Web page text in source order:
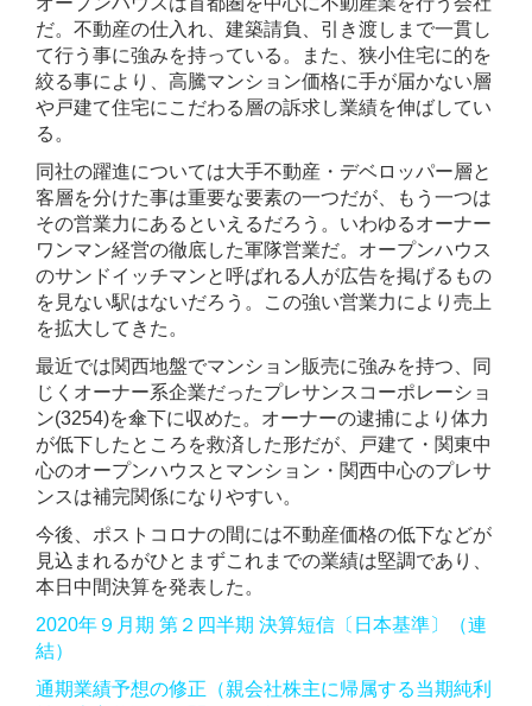
だ。不動産の仕入れ、建築請負、引き渡しまで一貫し
て行う事に強みを持っている。また、狭小住宅に的を
絞る事により、高騰マンション価格に手が届かない層
や戸建て住宅にこだわる層の訴求し業績を伸ばしてい
る。
同社の躍進については大手不動産・デベロッパー層と
客層を分けた事は重要な要素の一つだが、もう一つは
その営業力にあるといえるだろう。いわゆるオーナー
ワンマン経営の徹底した軍隊営業だ。オープンハウス
のサンドイッチマンと呼ばれる人が広告を掲げるもの
を見ない駅はないだろう。この強い営業力により売上
を拡大してきた。
最近では関西地盤でマンション販売に強みを持つ、同
じくオーナー系企業だったプレサンスコーポレーショ
ン(3254)を傘下に収めた。オーナーの逮捕により体力
が低下したところを救済した形だが、戸建て・関東中
心のオープンハウスとマンション・関西中心のプレサ
ンスは補完関係になりやすい。
今後、ポストコロナの間には不動産価格の低下などが
見込まれるがひとまずこれまでの業績は堅調であり、
本日中間決算を発表した。
2020年９月期 第２四半期 決算短信〔日本基準〕（連
結）
通期業績予想の修正（親会社株主に帰属する当期純利